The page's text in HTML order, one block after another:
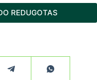
REDUGOTAS